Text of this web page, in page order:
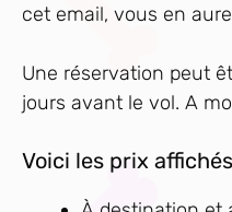
cet email, vous en
Une réservation peut
jours avant le vol. A
Voici les prix